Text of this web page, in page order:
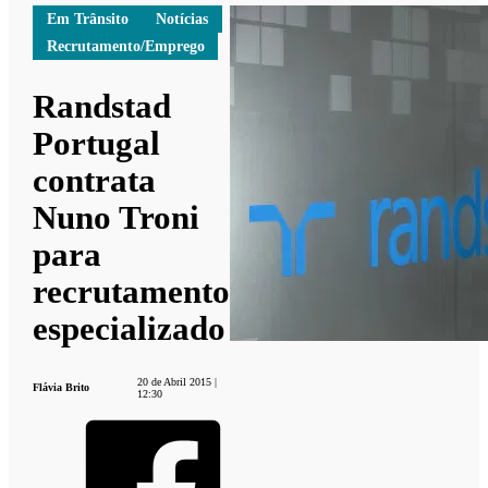
Em Trânsito
Notícias
Recrutamento/Emprego
Randstad
Portugal
contrata
Nuno Troni
para
recrutamento
especializado
Flávia Brito
20 de Abril 2015 |
12:30